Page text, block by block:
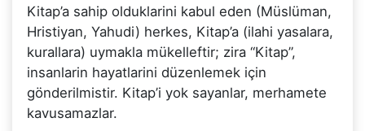
Kitap’a sahip olduklarini kabul eden (Müslüman,
Hristiyan, Yahudi) herkes, Kitap’a (ilahi yasalara,
kurallara) uymakla mükelleftir; zira “Kitap”,
insanlarin hayatlarini düzenlemek için
gönderilmistir. Kitap’i yok sayanlar, merhamete
kavusamazlar.